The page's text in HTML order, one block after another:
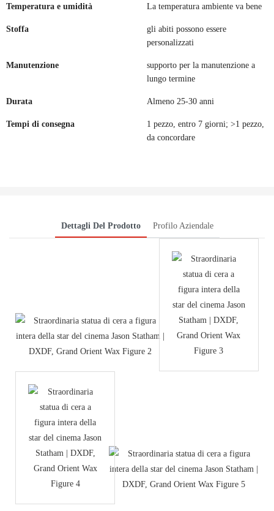
Temperatura e umidità La temperatura ambiente va bene
Stoffa
gli abiti possono essere
personalizzati
Manutenzione
supporto per la manutenzione a
lungo termine
Durata Almeno 25-30 anni
Tempi di consegna
1 pezzo, entro 7 giorni; >1 pezzo,
da concordare
Dettagli Del Prodotto Profilo Aziendale